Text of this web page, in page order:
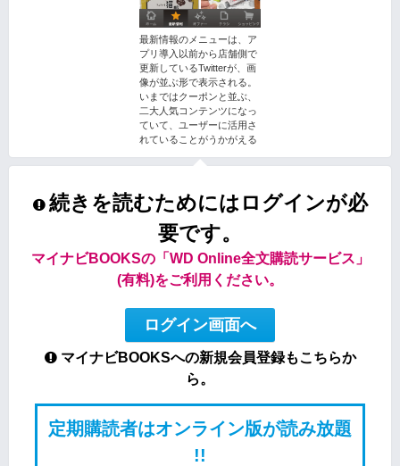
最新情報のメニューは、ア
プリ導入以前から店舗側で
更新しているTwitterが、画
像が並ぶ形で表示される。
いまではクーポンと並ぶ、
二大人気コンテンツになっ
ていて、ユーザーに活用さ
れていることがうかがえる
続きを読むためにはログインが必
要です。
マイナビBOOKSの「WD Online全文購読サービス」
(有料)をご利用ください。
ログイン画面へ
マイナビBOOKSへの新規会員登録もこちらか
ら。
定期購読者はオンライン版が読み放題
!!